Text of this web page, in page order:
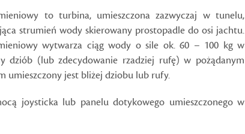
to turbina, umieszczona zazwyczaj w tunelu,
strumień wody skierowany prostopadle do osi jachtu.
wytwarza ciąg wody o sile ok. 60 – 100 kg w
dziób (lub zdecydowanie rzadziej rufę) w pożądanym
umieszczony jest bliżej dziobu lub rufy.
joysticka lub panelu dotykowego umieszczonego w